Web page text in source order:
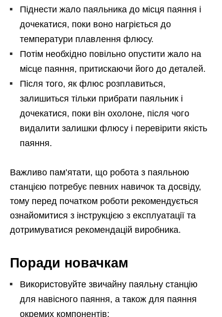
Піднести жало паяльника до місця паяння і
дочекатися, поки воно нагріється до
температури плавлення флюсу.
Потім необхідно повільно опустити жало на
місце паяння, притискаючи його до деталей.
Після того, як флюс розплавиться,
залишиться тільки прибрати паяльник і
дочекатися, поки він охолоне, після чого
видалити залишки флюсу і перевірити якість
паяння.
Важливо пам’ятати, що робота з паяльною
станцією потребує певних навичок та досвіду,
тому перед початком роботи рекомендується
ознайомитися з інструкцією з експлуатації та
дотримуватися рекомендацій виробника.
Поради новачкам
Використовуйте звичайну паяльну станцію
для навісного паяння, а також для паяння
окремих компонентів;